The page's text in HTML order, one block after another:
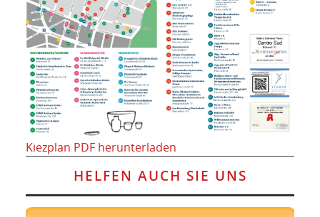
Kiezplan PDF herunterladen
HELFEN AUCH SIE UNS